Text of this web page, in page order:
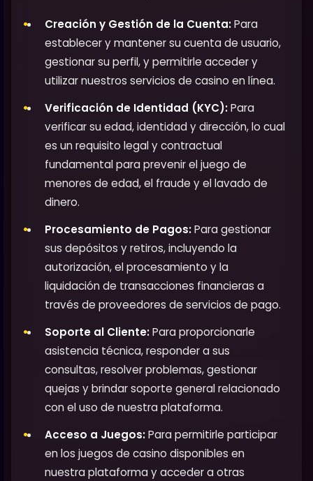
Creación y Gestión de la Cuenta:Para
establecer y mantener su cuenta de usuario,
gestionar su perfil, y permitirle acceder y
utilizar nuestros servicios de casino en línea.
Verificación de Identidad (KYC):Para
verificar su edad, identidad y dirección, lo cual
es un requisito legal y contractual
fundamental para prevenir el juego de
menores de edad, el fraude y el lavado de
dinero.
Procesamiento de Pagos:Para gestionar
sus depósitos y retiros, incluyendo la
autorización, el procesamiento y la
liquidación de transacciones financieras a
través de proveedores de servicios de pago.
Soporte al Cliente:Para proporcionarle
asistencia técnica, responder a sus
consultas, resolver problemas, gestionar
quejas y brindar soporte general relacionado
con el uso de nuestra plataforma.
Acceso a Juegos:Para permitirle participar
en los juegos de casino disponibles en
nuestra plataforma y acceder a otras